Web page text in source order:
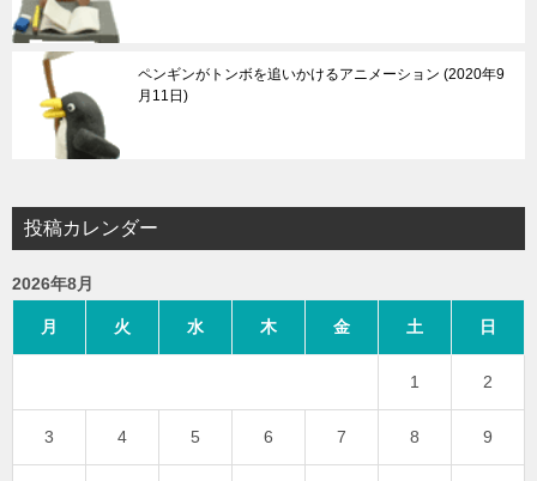
ペンギンがトンボを追いかけるアニメーション 2020年9
月11日
投稿カレンダー
2026年8月
月 火 水 木 金 土 日
1 2
3 4 5 6 7 8 9